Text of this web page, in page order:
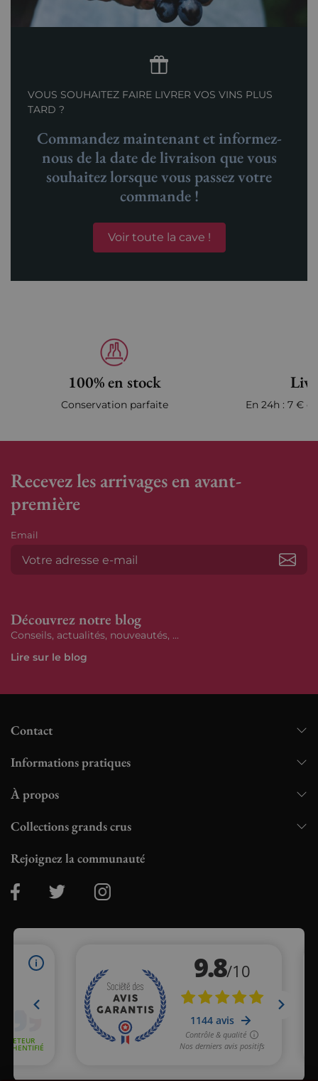
VOUS SOUHAITEZ FAIRE LIVRER VOS VINS PLUS
TARD ?
Commandez maintenant et informez-
nous de la date de livraison que vous
souhaitez lorsque vous passez votre
commande !
Voir toute la cave !
100% en stock
Conservation parfaite En 24h : 7 €
Recevez les arrivages en avant-
première
Email
Découvrez notre blog
Conseils, actualités, nouveautés, ...
Lire sur le blog
Contact
Informations pratiques
À propos
Collections grands crus
Rejoignez la communauté